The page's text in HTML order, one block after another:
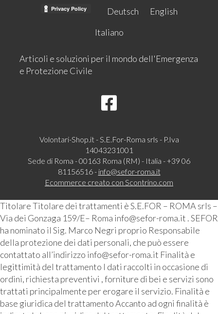
Deutsch
English
Italiano
Articoli e soluzioni per il mondo dell'Emergenza
e Protezione Civile
Volontari-Shop.it - S.E.For-Roma srls - P.Iva
14043231001
Sede di Roma - 00163 Roma (RM) - Italia - +39 06
81156516 - info@sefor-roma.it
Ecommerce creato con Scontrino.com
Titolare Titolare dei trattamenti è S.E.FOR – ROMA srls –
Via dei Gonzaga 159/E– Roma info@sefor-roma.it . SEFOR
ha nominato il Sig. Marco Negri proprio Responsabile
della protezione dei dati personali, che può essere
contattato all’indirizzo info@sefor-roma.it Finalità e
legittimità del trattamento I dati raccolti in occasione di
ordini, richiesta preventivi , forniture di bei e servizi sono
trattati principalmente per erogare il servizio. Finalità e
base giuridica del trattamento Accanto ad ogni finalità è